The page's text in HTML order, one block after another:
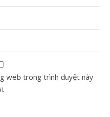
web trong trình duyệt này